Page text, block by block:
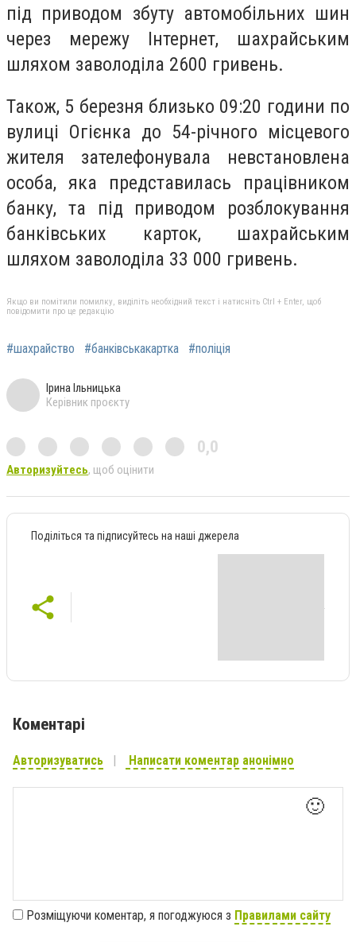
під приводом збуту автомобільних шин
через мережу Інтернет, шахрайським
шляхом заволоділа 2600 гривень.
Також, 5 березня близько 09:20 години по
вулиці Огієнка до 54-річного місцевого
жителя зателефонувала невстановлена
особа, яка представилась працівником
банку, та під приводом розблокування
банківських карток, шахрайським
шляхом заволоділа 33 000 гривень.
Якщо ви помітили помилку, виділіть необхідний текст і натисніть Ctrl + Enter, щоб
повідомити про це редакцію
#шахрайство #банківськакартка #поліція
Ірина Ільницька
Керівник проєкту
0,0
Авторизуйтесь, щоб оцінити
Поділіться та підписуйтесь на наші джерела
Коментарі
Авторизуватись Написати коментар анонімно
🙂
Розміщуючи коментар, я погоджуюся з Правилами сайту